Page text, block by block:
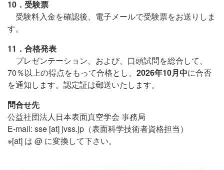
10．受験票
受験料入金を確認後、電子メールで受験票をお送りしま
す。
11．合格発表
プレゼンテーション、および、口頭試問を総合して、
70％以上の得点をもって合格とし、 2026年10月中に合否
を通知します。認定証は郵送いたします。
問合せ先
公益社団法人日本表面真空学会 事務局
E-mail: sse [at] jvss.jp（表面科学技術者資格担当）
※[at] は @ に変換して下さい。